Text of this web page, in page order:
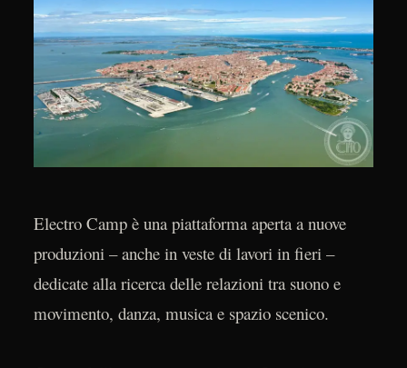
Electro Camp è una piattaforma aperta a nuove
produzioni – anche in veste di lavori in fieri –
dedicate alla ricerca delle relazioni tra suono e
movimento, danza, musica e spazio scenico.